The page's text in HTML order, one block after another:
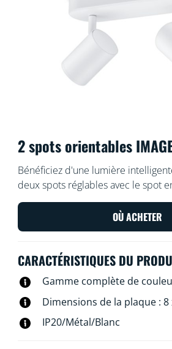
2 spots orientables
Bénéficiez d'une lumière
deux spots réglables avec le spot
intelligent WiZ Imageo blanc.
Fi actuel pour le contrôler depuis
avec votre voix.
OÙ ACHETER
CARACTÉRISTIQUES DU
Gamme complète de
Dimensions de la plaque : 8
IP20/Métal/Blanc